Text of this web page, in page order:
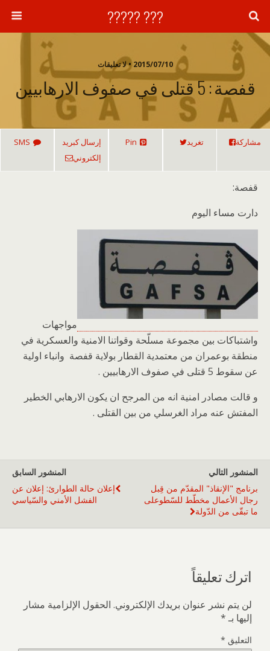
??? ?????
2015/07/10 • لا تعليقات
قفصة : 5 قتلى في صفوف الارهابيين
مشاركة تغريد Pin
إرسال كبريد
إلكتروني
SMS
قفصة:
دارت مساء اليوم
مواجهات
واشتباكات بين مجموعة مسلّحة وقواتنا الامنية والعسكرية في
منطقة بوعمران من معتمدية القطار بولاية قفصة وانباء اولية
عن سقوط 5 قتلى في صفوف الارهابيين .
و قالت مصادر امنية انه من المرجح ان يكون الارهابي الخطير
المفتش عنه مراد الغرسلي من بين القتلى .
المنشور السابق
إعلان حالة الطوارئ: إعلان عن
الفشل الأمني والسّياسي
المنشور التالي
برنامج "الإنقاذ" المقدّم من قِبل
رجال الأعمال مخطّط للسّطوعلى
ما تبقّى من الدّولة
اترك تعليقاً
لن يتم نشر عنوان بريدك الإلكتروني. الحقول الإلزامية مشار
إليها بـ*
التعليق *